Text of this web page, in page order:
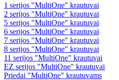
1 serijos "MultiOne" krautuvai
2 serijos "MultiOne" krautuvai
5 serijos "MultiOne" krautuvai
6 serijos "MultiOne" krautuvai
7 serijos "MultiOne" krautuvai
8 serijos "MultiOne" krautuvai
11 serijos "MultiOne" krautuvai
EZ serijos "MultiOne" krautuvai
Priedai "MultiOne" krautuvams